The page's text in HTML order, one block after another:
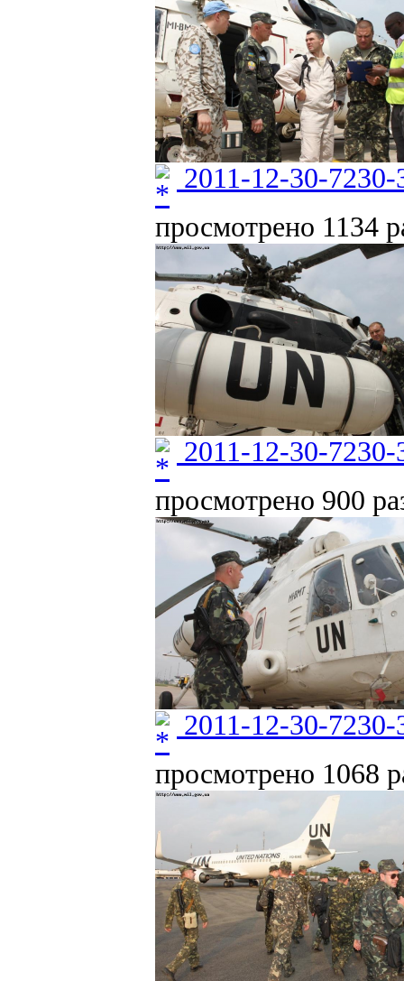
2011-12-30-
просмотрено 1134
2011-12-30-
просмотрено 900
2011-12-30-
просмотрено 1068